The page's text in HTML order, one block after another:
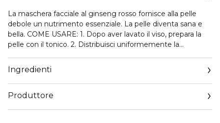
La maschera facciale al ginseng rosso fornisce alla pelle
debole un nutrimento essenziale. La pelle diventa sana e
bella. COME USARE: 1. Dopo aver lavato il viso, prepara la
pelle con il tonico. 2. Distribuisci uniformemente la
rimuovi la maschera. 4. Tampona delicatamente fino a
completo assorbimento.
Ingredienti
Produttore